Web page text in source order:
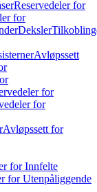
Reservedeler for
for
Deksler
Avløpssett
for
for
Avløpssett for
for Innfelte
for Utenpåliggende